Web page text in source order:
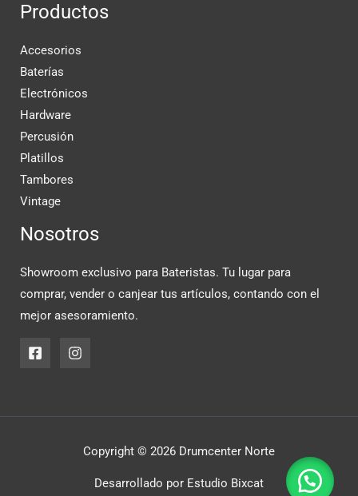
Productos
Accesorios
Baterías
Electrónicos
Hardware
Percusión
Platillos
Tambores
Vintage
Nosotros
Showroom exclusivo para Bateristas. Tu lugar para
comprar, vender o canjear tus artículos, contando con el
mejor asesoramiento.
Copyright © 2026 Drumcenter Norte
Desarrollado por Estudio Bixcat